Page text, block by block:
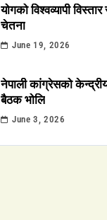
योगको विश्वव्यापी
चेतना
June 19, 2026
नेपाली कांग्रेसको
बैठक भोलि
June 3, 2026